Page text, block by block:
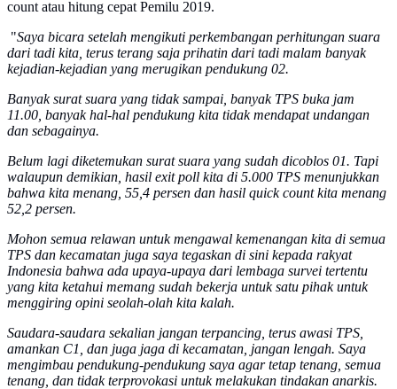
count atau hitung cepat Pemilu 2019.
"Saya bicara setelah mengikuti perkembangan perhitungan suara
dari tadi kita, terus terang saja prihatin dari tadi malam banyak
kejadian-kejadian yang merugikan pendukung 02.
Banyak surat suara yang tidak sampai, banyak TPS buka jam
11.00, banyak hal-hal pendukung kita tidak mendapat undangan
dan sebagainya.
Belum lagi diketemukan surat suara yang sudah dicoblos 01. Tapi
walaupun demikian, hasil exit poll kita di 5.000 TPS menunjukkan
bahwa kita menang, 55,4 persen dan hasil quick count kita menang
52,2 persen.
Mohon semua relawan untuk mengawal kemenangan kita di semua
TPS dan kecamatan juga saya tegaskan di sini kepada rakyat
Indonesia bahwa ada upaya-upaya dari lembaga survei tertentu
yang kita ketahui memang sudah bekerja untuk satu pihak untuk
menggiring opini seolah-olah kita kalah.
Saudara-saudara sekalian jangan terpancing, terus awasi TPS,
amankan C1, dan juga jaga di kecamatan, jangan lengah. Saya
mengimbau pendukung-pendukung saya agar tetap tenang, semua
tenang, dan tidak terprovokasi untuk melakukan tindakan anarkis.